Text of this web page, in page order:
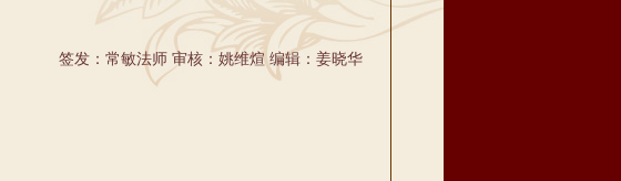
签发：常敏法师 审核：姚维煊 编辑：姜晓华